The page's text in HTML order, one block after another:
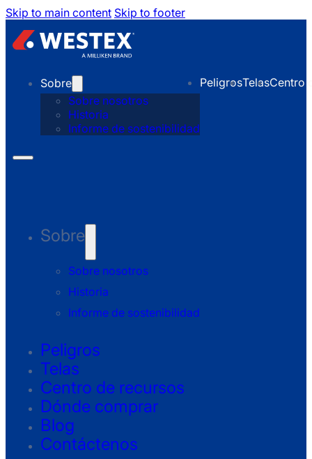
Skip to main content Skip to footer
Sobre
Sobre nosotros
Historia
Informe de sostenibilidad
PeligrosTelasCentro
Sobre
Sobre nosotros
Historia
Informe de sostenibilidad
Peligros
Telas
Centro de recursos
Dónde comprar
Blog
Contáctenos